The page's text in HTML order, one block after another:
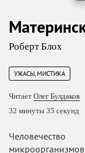
Роберт Блох
УЖАСЫ, МИСТИКА
Читает Олег Булдаков
32 минуты 35 секунд